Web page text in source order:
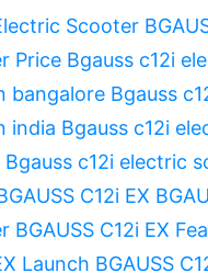
Scooter
Price Bgauss c12i
bangalore Bgauss
india Bgauss c12i
Bgauss c12i electric
C12i EX
BGAUSS C12i EX
Launch BGAUSS